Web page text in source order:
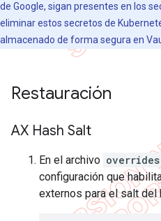
de Google, sigan presentes en los
eliminar estos secretos de
almacenado de forma segura en
Restauración
AX Hash Salt
En el archivo
configuración que
externos para el salt del